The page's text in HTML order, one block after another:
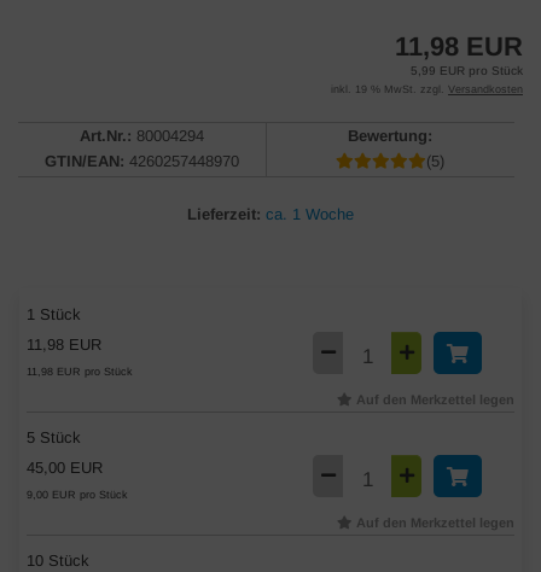
11,98 EUR
5,99 EUR pro Stück
inkl. 19 % MwSt. zzgl. Versandkosten
Art.Nr.: 80004294
GTIN/EAN: 4260257448970
Bewertung:
(5)
Lieferzeit: ca. 1 Woche
1 Stück
11,98 EUR
11,98 EUR pro Stück
Auf den Merkzettel legen
5 Stück
45,00 EUR
9,00 EUR pro Stück
Auf den Merkzettel legen
10 Stück